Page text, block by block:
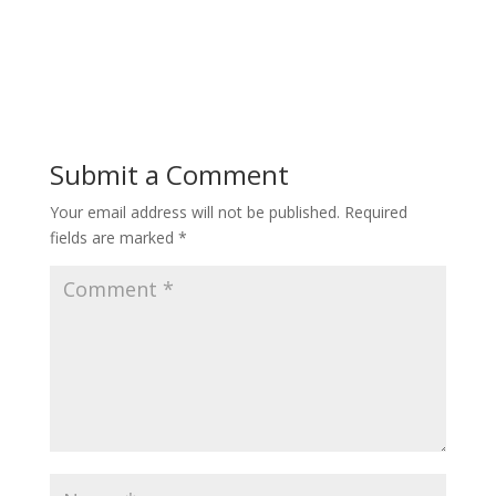
Submit a Comment
Your email address will not be published. Required
fields are marked *